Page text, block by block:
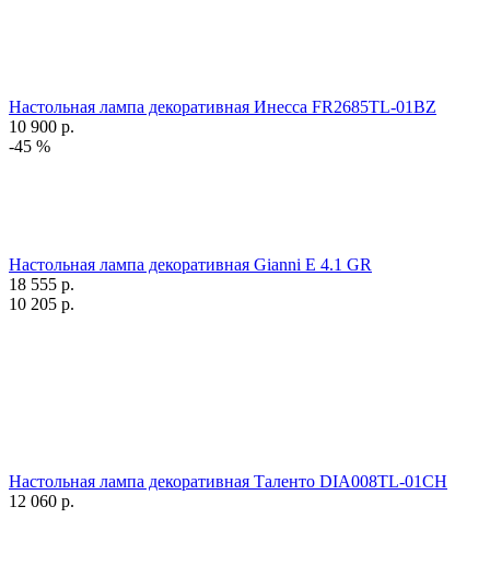
Настольная лампа декоративная Инесса FR2685TL-01BZ
10 900 р.
-45 %
Настольная лампа декоративная Gianni E 4.1 GR
18 555 р.
10 205 р.
Настольная лампа декоративная Таленто DIA008TL-01CH
12 060 р.